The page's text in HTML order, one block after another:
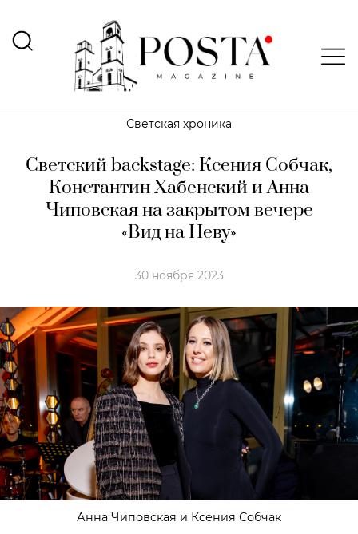
Светская хроника
Светский backstage: Ксения Собчак,
Константин Хабенский и Анна
Чиповская на закрытом вечере
«Вид на Неву»
30 ноября 2023
Анна Чиповская и Ксения Собчак